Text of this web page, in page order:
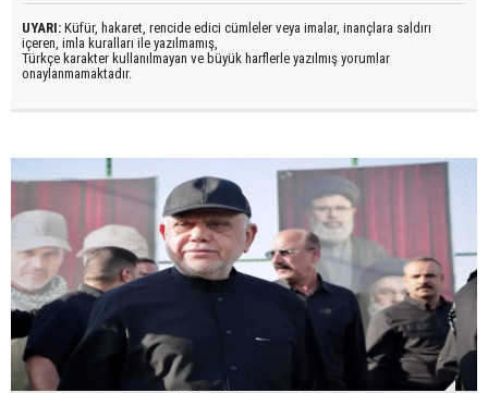
UYARI: Küfür, hakaret, rencide edici cümleler veya imalar, inançlara saldırı
içeren, imla kuralları ile yazılmamış,
Türkçe karakter kullanılmayan ve büyük harflerle yazılmış yorumlar
onaylanmamaktadır.